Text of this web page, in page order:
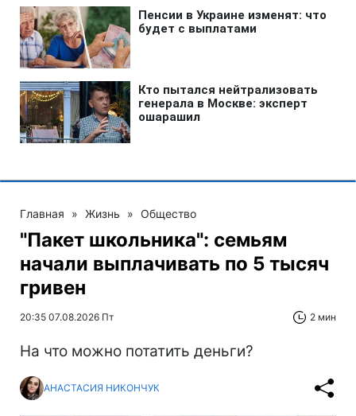
Главная » Жизнь » Общество
"Пакет школьника": семьям
начали выплачивать по 5 тысяч
гривен
20:35 07.08.2026 Пт 2 мин
На что можно потатить деньги?
АНАСТАСИЯ НИКОНЧУК